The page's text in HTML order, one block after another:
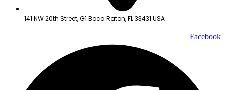
141 NW 20th Street, G1 Boca Raton, FL 33431 USA
Facebook